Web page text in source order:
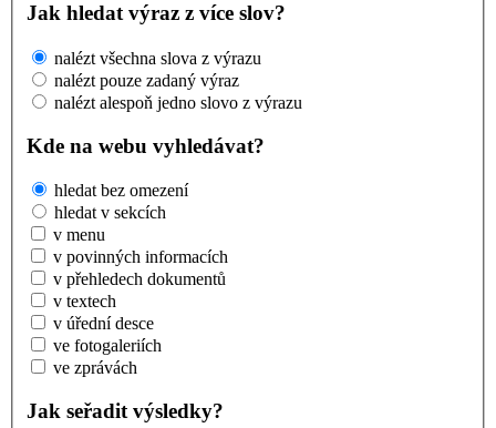
Jak hledat výraz z více slov?
nalézt všechna slova z výrazu
nalézt pouze zadaný výraz
nalézt alespoň jedno slovo z výrazu
Kde na webu vyhledávat?
hledat bez omezení
hledat v sekcích
v menu
v povinných informacích
v přehledech dokumentů
v textech
v úřední desce
ve fotogaleriích
ve zprávách
Jak seřadit výsledky?